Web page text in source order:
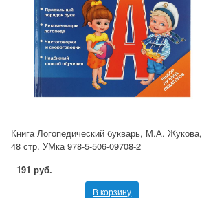
Книга Логопедический букварь, М.А. Жукова,
48 стр. УМка 978-5-506-09708-2
191 руб.
В корзину